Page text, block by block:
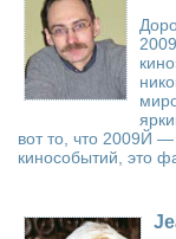
вот то, что 2009Й —
кинособытий, это